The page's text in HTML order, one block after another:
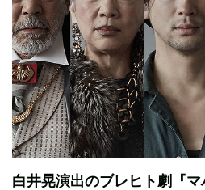
白井晃演出のブレヒト劇『マ